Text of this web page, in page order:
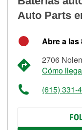
Auto Parts
Abre a las
2706
Cómo
(615) 331-